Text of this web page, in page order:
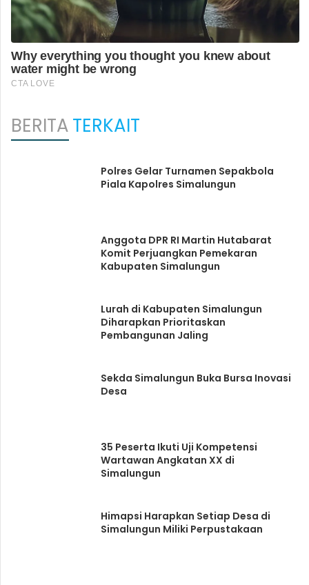
BERITATERKAIT
Polres Gelar Turnamen Sepakbola
Piala Kapolres Simalungun
Anggota DPR RI Martin Hutabarat
Komit Perjuangkan Pemekaran
Kabupaten Simalungun
Lurah di Kabupaten Simalungun
Diharapkan Prioritaskan
Pembangunan Jaling
Sekda Simalungun Buka Bursa Inovasi
Desa
35 Peserta Ikuti Uji Kompetensi
Wartawan Angkatan XX di
Simalungun
Himapsi Harapkan Setiap Desa di
Simalungun Miliki Perpustakaan